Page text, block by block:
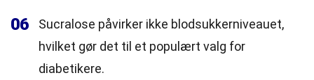
06
Sucralose påvirker ikke blodsukkerniveauet,
hvilket gør det til et populært valg for
diabetikere.